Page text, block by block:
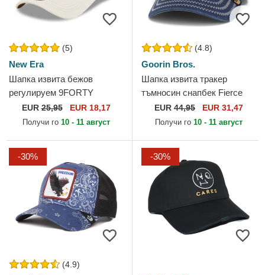
(5)
New Era
Шапка извита бежов
регулируем 9FORTY
League Essential на Los
Angeles Dodgers MLB от
EUR25,95 EUR 18,17
Получи го 10 - 11 август
(4.8)
Goorin Bros.
Шапка извита тракер
тъмносин снапбек Fierce
Bird Of Prey Core Canvas
The Farm от Goorin Bros.
EUR 44,95 EUR 31,47
Получи го 10 - 11 август
-30%
(4.9)
-30%